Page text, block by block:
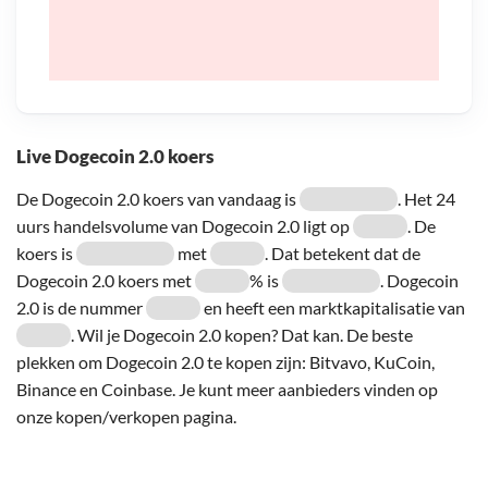
Live Dogecoin 2.0 koers
De Dogecoin 2.0 koers van vandaag is
. Het 24
uurs handelsvolume van Dogecoin 2.0 ligt op
. De
koers is
met
. Dat betekent dat de
Dogecoin 2.0 koers met
% is
. Dogecoin
2.0 is de nummer
en heeft een marktkapitalisatie van
. Wil je Dogecoin 2.0 kopen? Dat kan. De beste
plekken om Dogecoin 2.0 te kopen zijn: Bitvavo, KuCoin,
Binance en Coinbase. Je kunt meer aanbieders vinden op
onze kopen/verkopen pagina.